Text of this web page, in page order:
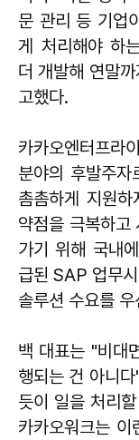
문 관리 등 기업
게 처리해야 하
더 개발해 연말
고했다.
카카오엔터프라
분야의 후발주
촘촘하게 지원
약점을 극복하고
가기 위해 국내
급된 SAP 업무
솔루션 수요를
백 대표는 "비대
행되는 건 아니
듯이 일을 처리
카카오워크는